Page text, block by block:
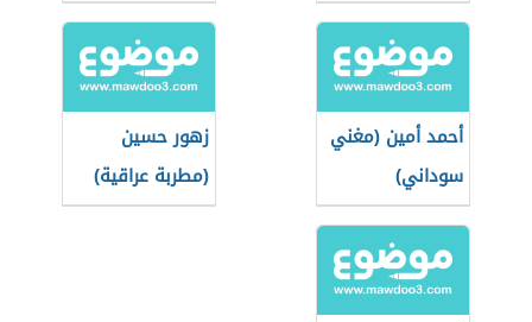
سعودي)
أحمد أمين (مغني
سوداني)
زهور حسين
(مطربة عراقية)